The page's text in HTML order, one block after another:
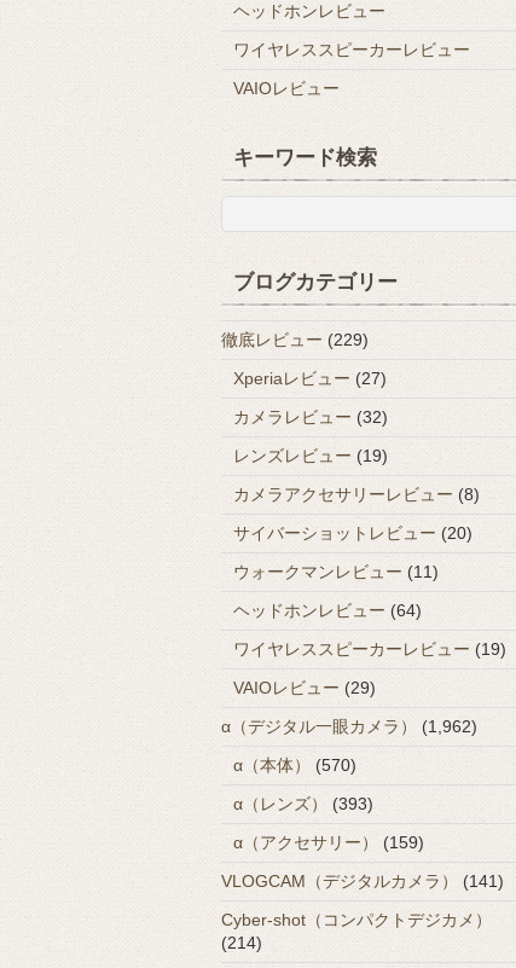
ヘッドホンレビュー
ワイヤレススピーカーレビュー
VAIOレビュー
キーワード検索
ブログカテゴリー
徹底レビュー (229)
Xperiaレビュー(27)
カメラレビュー (32)
レンズレビュー (19)
カメラアクセサリーレビュー (8)
サイバーショットレビュー (20)
ウォークマンレビュー (11)
ヘッドホンレビュー (64)
ワイヤレススピーカーレビュー (19)
VAIOレビュー (29)
α（デジタル一眼カメラ）
(1,962)
α（本体）
(570)
α（レンズ）
(393)
α（アクセサリー）
(159)
VLOGCAM（デジタルカメラ）
(141)
Cyber-shot（コンパクトデジカメ）
(214)